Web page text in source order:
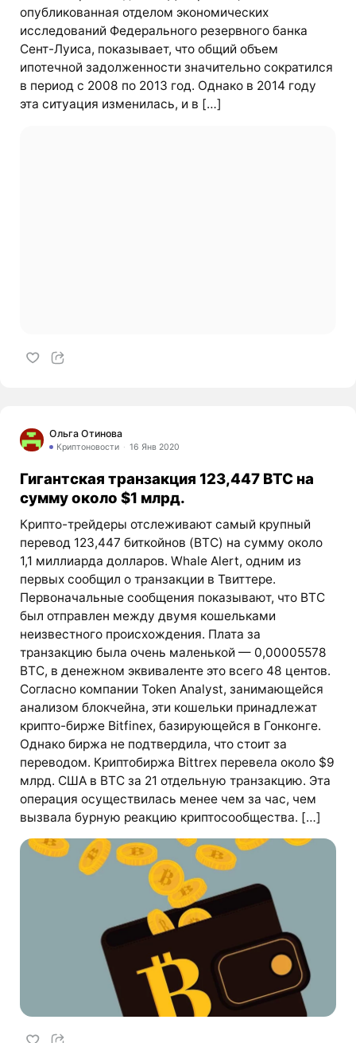
опубликованная отделом экономических
исследований Федерального резервного банка
Сент-Луиса, показывает, что общий объем
ипотечной задолженности значительно сократился
в период с 2008 по 2013 год. Однако в 2014 году
эта ситуация изменилась, и в […]
Ольга Отинова
Криптоновости 16 Янв 2020
Гигантская транзакция 123,447 BTC на
сумму около $1 млрд.
Крипто-трейдеры отслеживают самый крупный
перевод 123,447 биткойнов (BTC) на сумму около
1,1 миллиарда долларов. Whale Alert, одним из
первых сообщил о транзакции в Твиттере.
Первоначальные сообщения показывают, что BTC
был отправлен между двумя кошельками
неизвестного происхождения. Плата за
транзакцию была очень маленькой — 0,00005578
BTC, в денежном эквиваленте это всего 48 центов.
Согласно компании Token Analyst, занимающейся
анализом блокчейна, эти кошельки принадлежат
крипто-бирже Bitfinex, базирующейся в Гонконге.
Однако биржа не подтвердила, что стоит за
переводом. Криптобиржа Bittrex перевела около $9
млрд. США в BTC за 21 отдельную транзакцию. Эта
операция осуществилась менее чем за час, чем
вызвала бурную реакцию криптосообщества. […]